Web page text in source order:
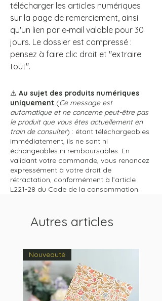
télécharger les articles numériques
sur la page de remerciement, ainsi
qu'un lien par e‑mail valable pour 30
jours. Le dossier est compressé :
pensez à faire clic droit et "extraire
tout".
⚠️ Au sujet des produits numériques
uniquement (Ce message est
automatique et ne concerne peut-être pas
le produit que vous êtes actuellement en
train de consulter) : étant téléchargeables
immédiatement, ils ne sont ni
échangeables ni remboursables. En
validant votre commande, vous renoncez
expressément à votre droit de
rétractation, conformément à l’article
L221-28 du Code de la consommation.
Autres articles
Nouveauté